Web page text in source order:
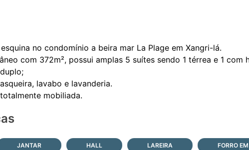
no condomínio a beira mar La Plage em Xangri-lá.
com 372m², possui amplas 5 suítes sendo 1 térrea e 1
lavabo e lavanderia.
JANTAR HALL LAREIRA FORRO